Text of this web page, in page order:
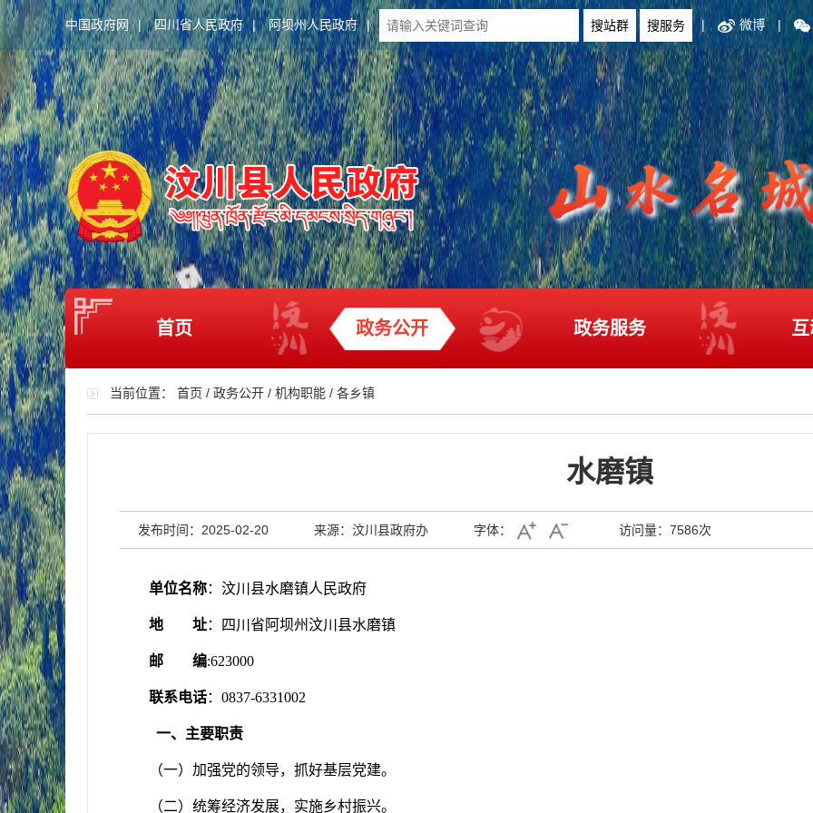
中国政府网 | 四川省人民政府 | 阿坝州人民政府 | | 微博 |
首页 政务公开 政务服务
当前位置： 首页 / 政务公开 / 机构职能 / 各乡镇
水磨镇
发布时间：2025-02-20 来源：汶川县政府办 字体： 访问量： 7586次
单位名称： 汶川县水磨镇人民政府
地 址： 四川省阿坝州汶川县水磨镇
邮 编:623000
联系电话： 0837-6331002
一、主要职责
（一）加强党的领导，抓好基层党建。
（二）统筹经济发展，实施乡村振兴。